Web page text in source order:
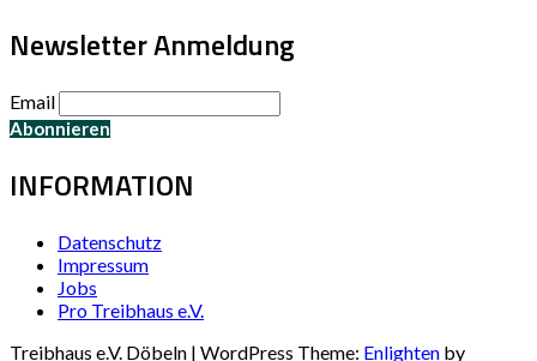
Newsletter Anmeldung
Email
INFORMATION
Datenschutz
Impressum
Jobs
Pro Treibhaus e.V.
Treibhaus e.V. Döbeln | WordPress Theme: Enlighten by